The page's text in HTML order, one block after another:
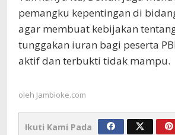
pemangku kepentingan di
agar membuat kebijakan
tunggakan iuran bagi peserta
aktif dan terbukti tidak mampu.
oleh Jambioke.com
Ikuti Kami Pada